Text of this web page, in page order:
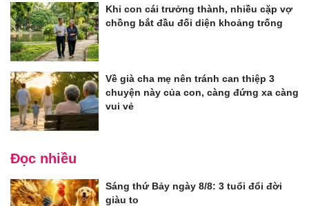
Khi con cái trưởng thành, nhiều cặp vợ
chồng bắt đầu đối diện khoảng trống
Về già cha mẹ nên tránh can thiệp 3
chuyện này của con, càng đứng xa càng
vui vẻ
Đọc nhiều
Sáng thứ Bảy ngày 8/8: 3 tuổi đổi đời
giàu to